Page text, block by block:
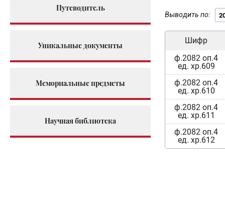
Путеводитель
Уникальные документы
Мемориальные предметы
Научная библиотека
Выводить по:
Шифр
ф.2082 оп.4
ед. хр.609
ф.2082 оп.4
ед. хр.610
ф.2082 оп.4
ед. хр.611
ф.2082 оп.4
ед. хр.612